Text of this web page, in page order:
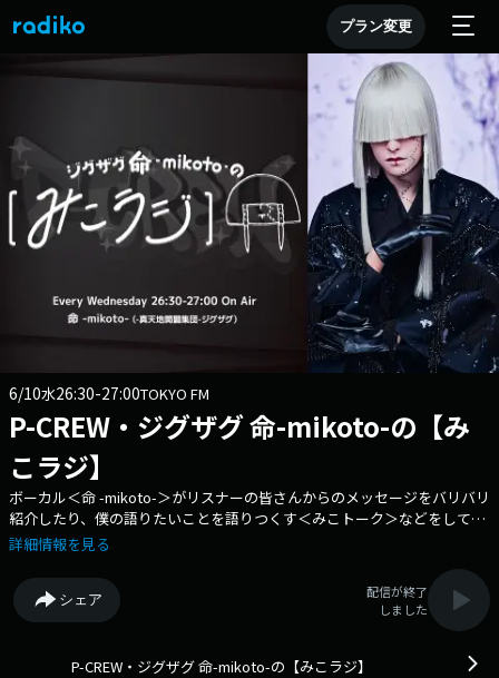
プラン変更
6/10水26:30-27:00TOKYO FM
P-CREW・ジグザグ 命-mikoto-の【み
こラジ】
ボーカル＜命 -mikoto-＞がリスナーの皆さんからのメッセージをバリバリ
紹介したり、僕の語りたいことを語りつくす＜みこトーク＞などをしてい
きます。 番組Webサイト：https://audee-membership.jp/zigzag-
mikoto/message Xハッシュタグは「#みこラジ」
詳細情報を見る
シェア
配信が終了
しました
P-CREW・ジグザグ 命-mikoto-の【みこラジ】